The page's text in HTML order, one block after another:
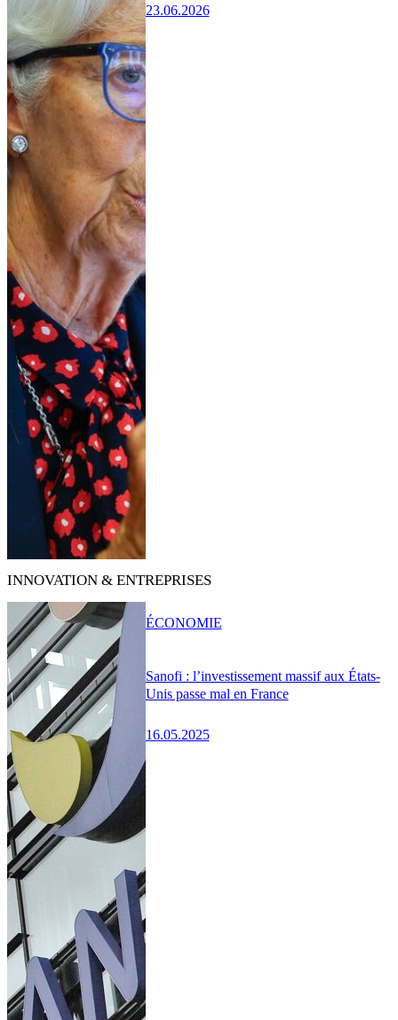
23.06.2026
INNOVATION & ENTREPRISES
Sanofi : l’investissement massif aux États-
Unis passe mal en France
16.05.2025
ÉCONOMIE